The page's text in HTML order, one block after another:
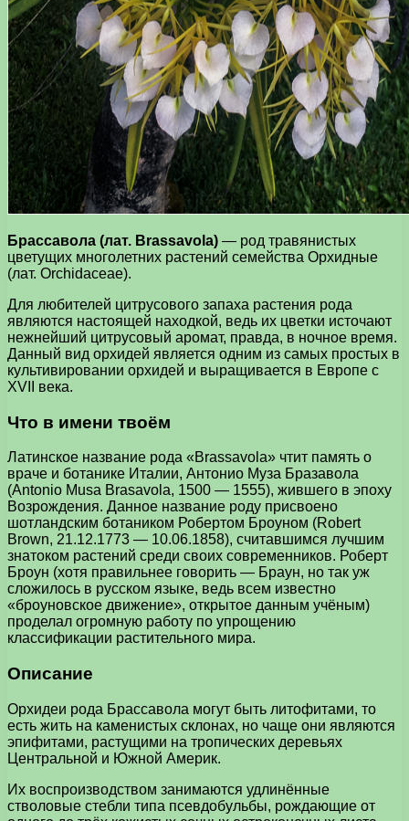
Брассавола (лат. Brassavola) — род травянистых
цветущих многолетних растений семейства Орхидные
(лат. Orchidaceae).
Для любителей цитрусового запаха растения рода
являются настоящей находкой, ведь их цветки источают
нежнейший цитрусовый аромат, правда, в ночное время.
Данный вид орхидей является одним из самых простых в
культивировании орхидей и выращивается в Европе с
XVII века.
Что в имени твоём
Латинское название рода «Brassavola» чтит память о
враче и ботанике Италии, Антонио Муза Бразавола
(Antonio Musa Brasavola, 1500 — 1555), жившего в эпоху
Возрождения. Данное название роду присвоено
шотландским ботаником Робертом Броуном (Robert
Brown, 21.12.1773 — 10.06.1858), считавшимся лучшим
знатоком растений среди своих современников. Роберт
Броун (хотя правильнее говорить — Браун, но так уж
сложилось в русском языке, ведь всем известно
«броуновское движение», открытое данным учёным)
проделал огромную работу по упрощению
классификации растительного мира.
Описание
Орхидеи рода Брассавола могут быть литофитами, то
есть жить на каменистых склонах, но чаще они являются
эпифитами, растущими на тропических деревьях
Центральной и Южной Америк.
Их воспроизводством занимаются удлинённые
стволовые стебли типа псевдобульбы, рождающие от